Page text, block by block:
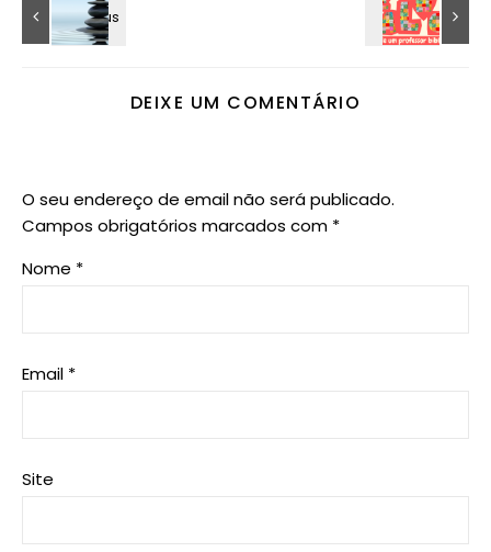
DEIXE UM COMENTÁRIO
O seu endereço de email não será publicado.
Campos obrigatórios marcados com *
Nome *
Email *
Site